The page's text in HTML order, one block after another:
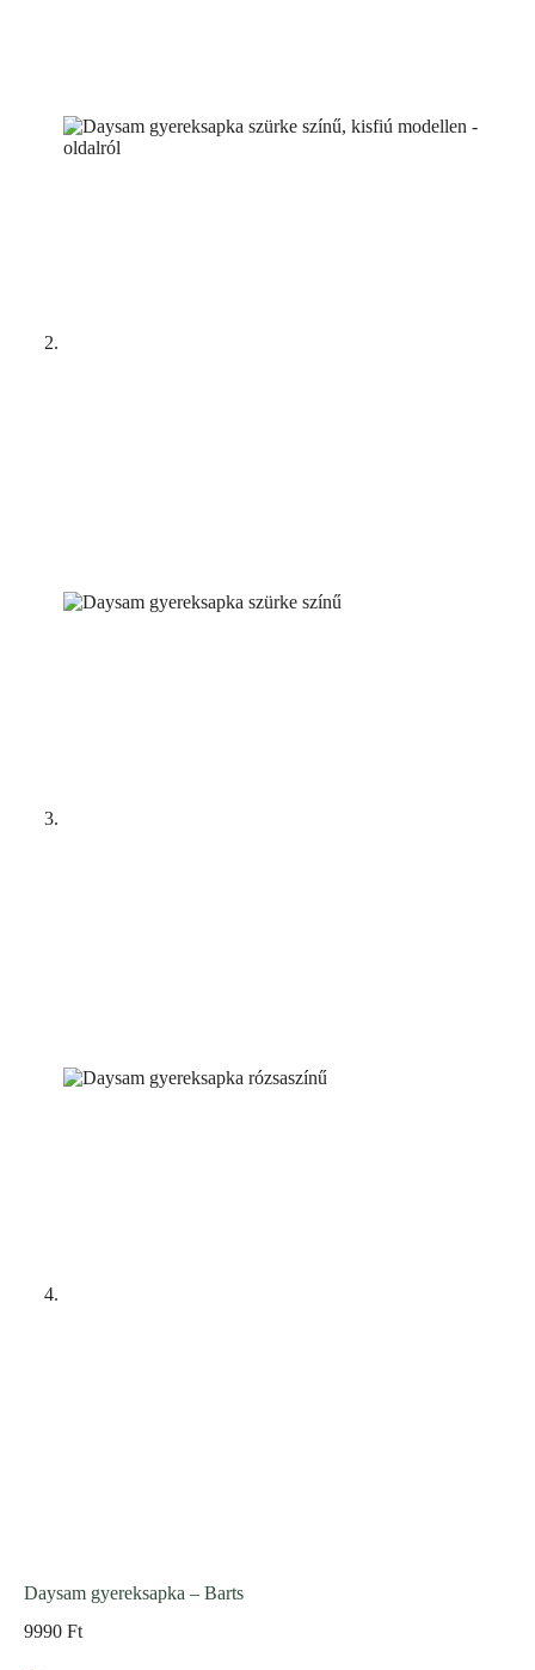
Daysam gyereksapka – Barts
9990 Ft